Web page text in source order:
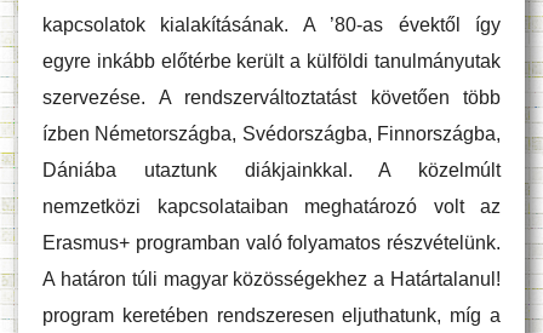
kapcsolatok kialakításának. A ’80-as évektől így
egyre inkább előtérbe került a külföldi tanulmányutak
szervezése. A rendszerváltoztatást követően több
ízben Németországba, Svédországba, Finnországba,
Dániába utaztunk diákjainkkal. A közelmúlt
nemzetközi kapcsolataiban meghatározó volt az
Erasmus+ programban való folyamatos részvételünk.
A határon túli magyar közösségekhez a Határtalanul!
program keretében rendszeresen eljuthatunk, míg a